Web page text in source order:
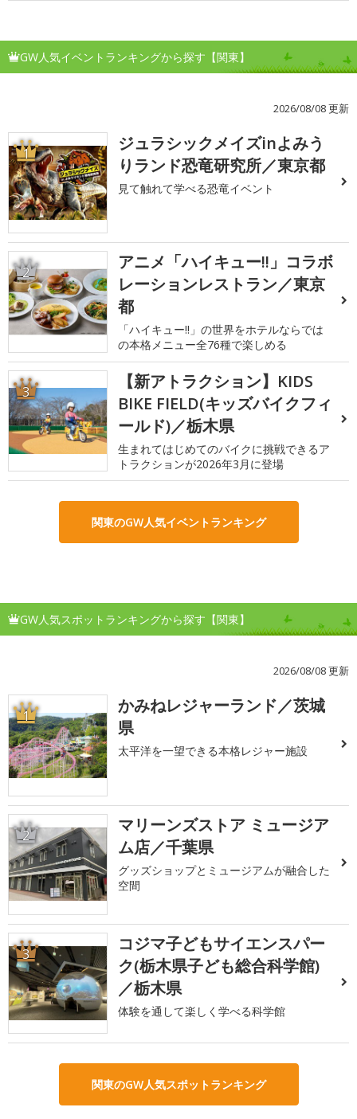
GW人気イベントランキングから探す【関東】
2026/08/08 更新
1
ジュラシックメイズinよみう
りランド恐竜研究所／東京都
見て触れて学べる恐竜イベント
2
アニメ「ハイキュー!!」コラボ
レーションレストラン／東京
都
「ハイキュー!!」の世界をホテルならでは
の本格メニュー全76種で楽しめる
3
【新アトラクション】KIDS
BIKE FIELD(キッズバイクフィ
ールド)／栃木県
生まれてはじめてのバイクに挑戦できるア
トラクションが2026年3月に登場
関東のGW人気イベントランキング
GW人気スポットランキングから探す【関東】
2026/08/08 更新
1
かみねレジャーランド／茨城
県
太平洋を一望できる本格レジャー施設
2
マリーンズストア ミュージア
ム店／千葉県
グッズショップとミュージアムが融合した
空間
3
コジマ子どもサイエンスパー
ク(栃木県子ども総合科学館)
／栃木県
体験を通して楽しく学べる科学館
関東のGW人気スポットランキング